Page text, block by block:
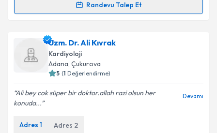
Randevu Talep Et
Randevu Takvimi Talebi
Op. Dr. Faruk Başdoğaniçin randevu takvimi talebi
oluşturun. Size bu uzmandan randevu almanız için bir
takvim hazırlandığında e-posta ile bilgilendireceğiz.
Kişisel verilerimin işlenmesine ilişkin
Uzm. Dr. Ali Kıvrak
Kardiyoloji
Adana, Çukurova
5 (1 Değerlendirme)
Ali bey cok süper bir doktor.allah razi olsun her
konuda...
Devamı
Adres 1 Adres 2